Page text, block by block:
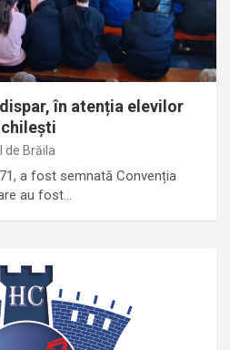
în atenția elevilor
de Brăila
a fost semnată Convenția
au fost…